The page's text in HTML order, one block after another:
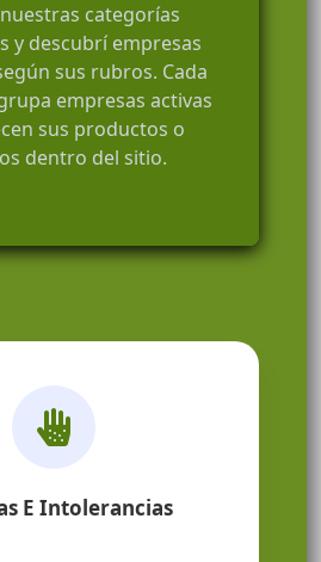
categorías
y descubrí empresas
sus rubros. Cada
empresas activas
sus productos o
dentro del sitio.
E Intolerancias